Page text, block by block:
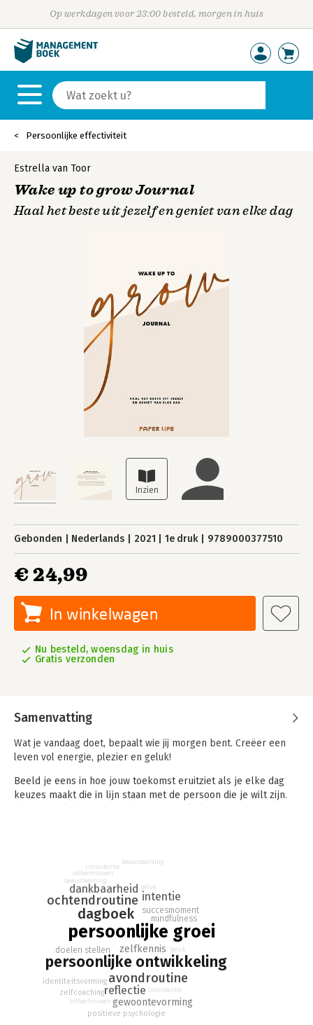
Op werkdagen voor 23:00 besteld, morgen in huis
Persoonlijke effectiviteit
Estrella van Toor
Wake up to grow Journal
Haal het beste uit jezelf en geniet van elke dag
Gebonden Nederlands 2021 1e druk 9789000377510
€ 24,99
In winkelwagen
Nu besteld, woensdag in huis
Gratis verzonden
Samenvatting
Wat je vandaag doet, bepaalt wie jij morgen bent. Creëer een
leven vol energie, plezier en geluk!
Beeld je eens in hoe jouw toekomst eruitziet als je elke dag
keuzes maakt die in lijn staan met de persoon die je wilt zijn.
Het voorziet je van de inzichten en vragen die jou helpen om
een helder beeld te krijgen van wie jij wilt zijn en wat je wilt
bereiken, zodat je daar stap voor stap naartoe kunt gaan. Zo
werk je dagelijks aan je doelen en je dromen.
persoonlijke groei
persoonlijke ontwikkeling
dagboek
avondroutine
ochtendroutine
reflectie
dankbaarheid
intentie
zelfkennis
gewoontevorming
doelen stellen
succesmoment
mindfulness
positieve psychologie
zelfcoaching
identiteitsvorming
zelfvertrouwen
consistentie
bewustwording
geluk
zelfvertrouwen
consistentie
bewustwording
geluk